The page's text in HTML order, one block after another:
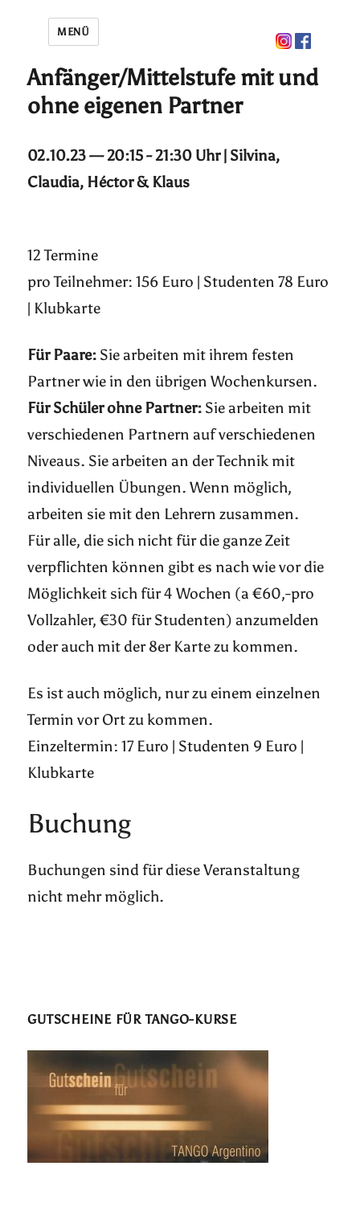
MENÜ
Anfänger/Mittelstufe mit und
ohne eigenen Partner
02.10.23 — 20:15 - 21:30 Uhr | Silvina,
Claudia, Héctor & Klaus
12 Termine
pro Teilnehmer: 156 Euro | Studenten 78 Euro
| Klubkarte
Für Paare: Sie arbeiten mit ihrem festen
Partner wie in den übrigen Wochenkursen.
Für Schüler ohne Partner: Sie arbeiten mit
verschiedenen Partnern auf verschiedenen
Niveaus. Sie arbeiten an der Technik mit
individuellen Übungen. Wenn möglich,
arbeiten sie mit den Lehrern zusammen.
Für alle, die sich nicht für die ganze Zeit
verpflichten können gibt es nach wie vor die
Möglichkeit sich für 4 Wochen (a €60,-pro
Vollzahler, €30 für Studenten) anzumelden
oder auch mit der 8er Karte zu kommen.
Es ist auch möglich, nur zu einem einzelnen
Termin vor Ort zu kommen.
Einzeltermin: 17 Euro | Studenten 9 Euro |
Klubkarte
Buchung
Buchungen sind für diese Veranstaltung
nicht mehr möglich.
GUTSCHEINE FÜR TANGO-KURSE